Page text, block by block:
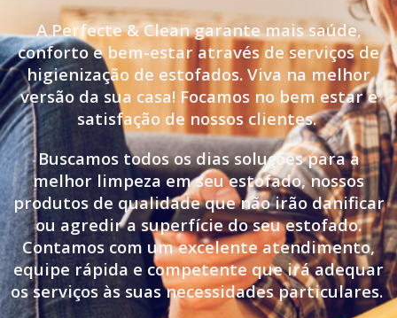
A Perfecte & Clean garante mais saúde,
conforto e bem-estar através de serviços de
higienização de estofados. Viva na melhor
versão da sua casa! Focamos no bem estar e
satisfação de nossos clientes.
Buscamos todos os dias soluções para a
melhor limpeza em seu estofado, nossos
produtos de qualidade que não irão danificar
ou agredir a superfície do seu estofado.
Contamos com um excelente atendimento,
equipe rápida e competente que irá adequar
os serviços às suas necessidades particulares.